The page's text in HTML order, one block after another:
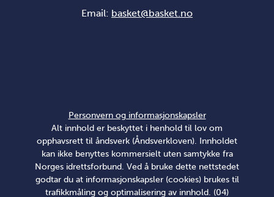
Email: basket@basket.no
Personvern og informasjonskapsler
Alt innhold er beskyttet i henhold til lov om
opphavsrett til åndsverk (Åndsverkloven). Innholdet
kan ikke benyttes kommersielt uten samtykke fra
Norges idrettsforbund. Ved å bruke dette nettstedet
godtar du at informasjonskapsler (cookies) brukes til
trafikkmåling og optimalisering av innhold. (04)